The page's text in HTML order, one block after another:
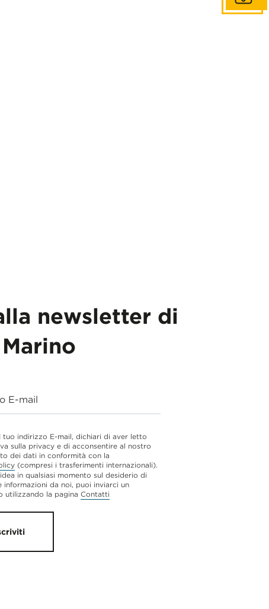
newsletter di
E-mail
tuo indirizzo E-mail, dichiari di aver letto
sulla privacy e di acconsentire al nostro
dei dati in conformità con la
(compresi i trasferimenti internazionali).
in qualsiasi momento sul desiderio di
informazioni da noi, puoi inviarci un
utilizzando la pagina Contatti